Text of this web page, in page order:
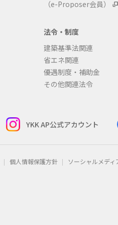
（e-Proposer会員）
法令・制度
建築基準法関連
省エネ関連
優遇制度・補助金
その他関連法令
YKK AP公式アカウント
個人情報保護方針 ソーシャルメデ